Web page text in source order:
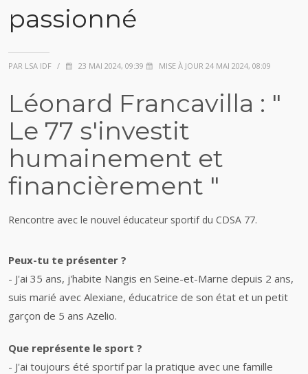
passionné
PAR LSA IDF / 23 MAI 2024, 09:39 MISE À JOUR 24 MAI 2024, 08:09
Léonard Francavilla : "
Le 77 s'investit
humainement et
financièrement "
Rencontre avec le nouvel éducateur sportif du CDSA 77.
Peux-tu te présenter ?
- J'ai 35 ans, j'habite Nangis en Seine-et-Marne depuis 2 ans,
suis marié avec Alexiane, éducatrice de son état et un petit
garçon de 5 ans Azelio.
Que représente le sport ?
- J'ai toujours été sportif par la pratique avec une famille